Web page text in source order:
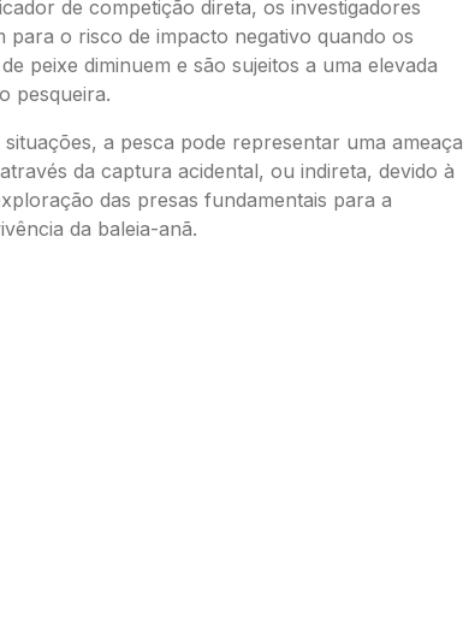
de competição direta, os investigadores
para o risco de impacto negativo quando os
peixe diminuem e são sujeitos a uma elevada
pesqueira.
situações, a pesca pode representar uma ameaça
da captura acidental, ou indireta, devido à
das presas fundamentais para a
da baleia-anã.